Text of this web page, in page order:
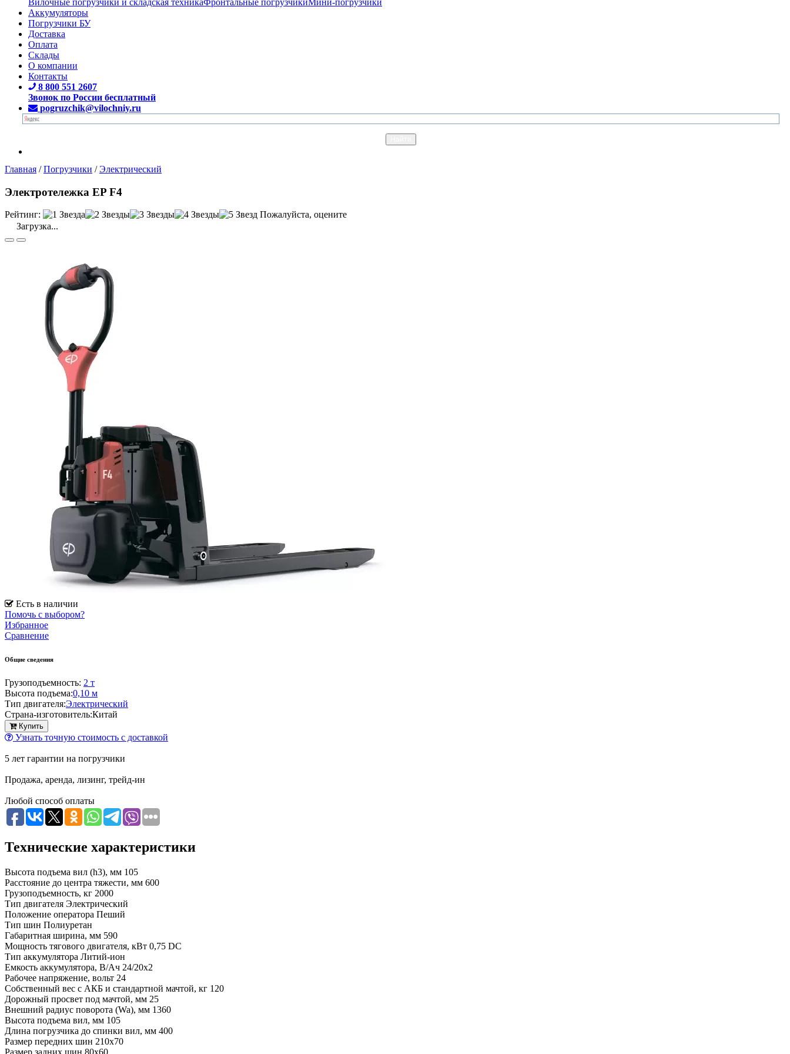
Аккумуляторы
Погрузчики БУ
Доставка
Оплата
Склады
О компании
Контакты
8 800 551 2607
Звонок по России бесплатный
pogruzchik@vilochniy.ru
Главная /Погрузчики /Электрический
Электротележка EP F4
Рейтинг:
Пожалуйста, оцените
Загрузка...
Есть в наличии
Помочь с выбором?
Избранное
Сравнение
Общие сведения
Грузоподъемность: 2 т
Высота подъема:0,10 м
Тип двигателя:Электрический
Страна-изготовитель:Китай
Купить
Узнать точную стоимость с доставкой
5 лет гарантии на погрузчики
Продажа, аренда, лизинг, трейд-ин
Любой способ оплаты
Технические характеристики
Высота подъема вил (h3), мм 105
Расстояние до центра тяжести, мм 600
Грузоподъемность, кг 2000
Тип двигателя Электрический
Положение оператора Пеший
Тип шин Полиуретан
Габаритная ширина, мм 590
Мощность тягового двигателя, кВт 0,75 DC
Тип аккумулятора Литий-ион
Емкость аккумулятора, В/Ач 24/20х2
Рабочее напряжение, вольт 24
Собственный вес с АКБ и стандартной мачтой, кг 120
Дорожный просвет под мачтой, мм 25
Внешний радиус поворота (Wa), мм 1360
Высота подъема вил, мм 105
Длина погрузчика до спинки вил, мм 400
Размер передних шин 210x70
Размер задних шин 80x60